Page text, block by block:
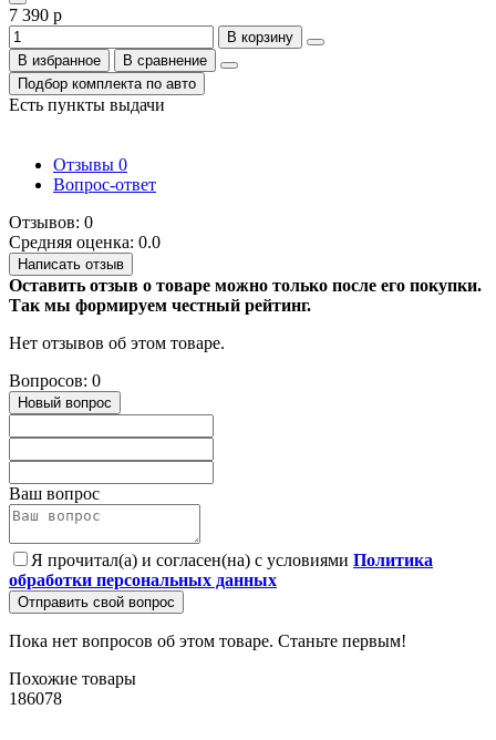
7 390 р
В корзину
В избранное
В сравнение
Подбор комплекта по авто
Есть пункты выдачи
Отзывы 0
Вопрос-ответ
Отзывов: 0
Средняя оценка: 0.0
Написать отзыв
Оставить отзыв о товаре можно только после его покупки.
Так мы формируем честный рейтинг.
Нет отзывов об этом товаре.
Вопросов: 0
Новый вопрос
Ваш вопрос
Я прочитал(а) и согласен(на) с условиями Политика
обработки персональных данных
Отправить свой вопрос
Пока нет вопросов об этом товаре. Станьте первым!
Похожие товары
186078